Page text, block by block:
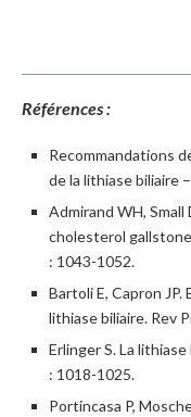
Références :
Recommandations
de la lithiase biliaire
Admirand WH,
cholesterol
: 1043-1052.
Bartoli E, Capron
lithiase biliaire. Rev
Erlinger S. La
: 1018-1025.
Portincasa P,